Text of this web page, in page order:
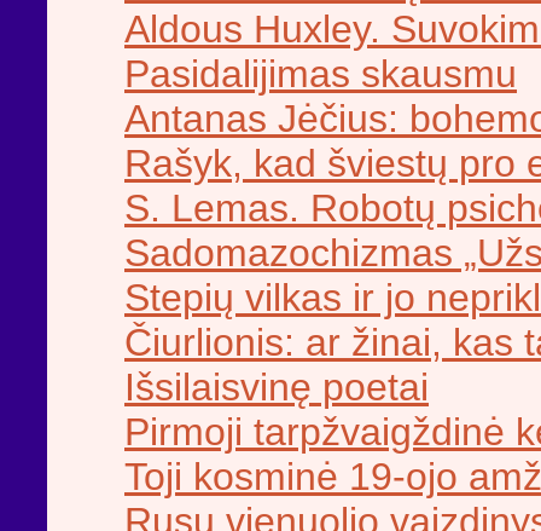
Aldous Huxley.
Pasidalijimas skausmu
Antanas Jėčius:
Rašyk, kad šviestų pro
S. Lemas. Robotų
Sadomazochizmas
Stepių vilkas ir jo
Čiurlionis: ar žinai, kas
Išsilaisvinę poetai
Pirmoji tarpžvaigždinė
Toji kosminė 19-ojo
Rusų vienuolio